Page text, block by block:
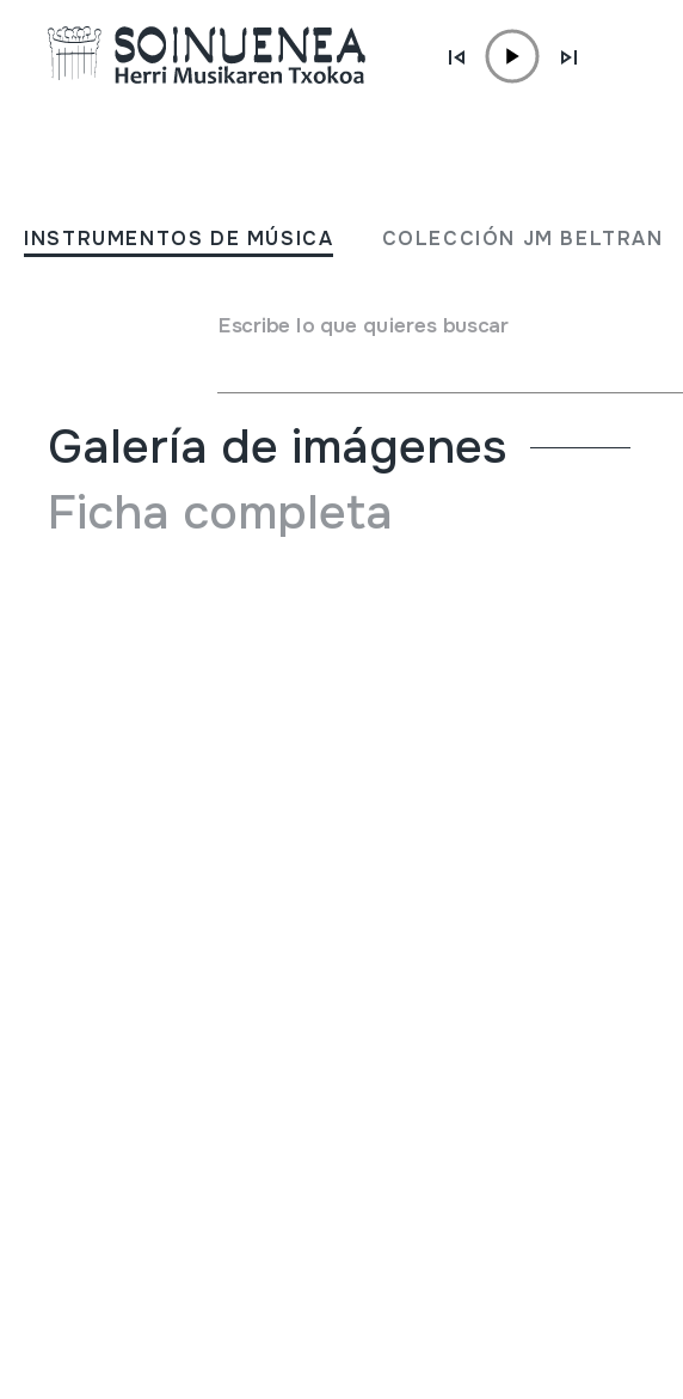
INSTRUMENTOS DE MÚSICA COLECCIÓN JM BELTRAN
Escribe lo que quieres buscar
FLAUTA; Flauta de tamborilero
Tipo de Instrumento de música
Galería de imágenes
Ficha completa